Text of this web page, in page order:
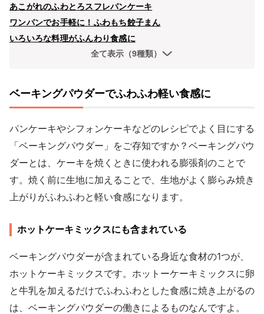
あこがれのふわとろスフレパンケーキ
ワンパンでお手軽に！ふわもち餃子まん
いろいろな料理がふんわり食感に
全て表示（9種類）
ベーキングパウダーでふわふわ軽い食感に
パンケーキやシフォンケーキなどのレシピでよく目にする
「ベーキングパウダー」をご存知ですか？ベーキングパウ
ダーとは、ケーキを焼くときに使われる膨張剤のことで
す。焼く前に生地に加えることで、生地がよく膨らみ焼き
上がりがふわふわと軽い食感になります。
ホットケーキミックスにも含まれている
ベーキングパウダーが含まれている身近な食材の1つが、
ホットケーキミックスです。ホットーケーキミックスに卵
と牛乳を加えるだけでふわふわとした食感に焼き上がるの
は、ベーキングパウダーの働きによるものなんですよ。